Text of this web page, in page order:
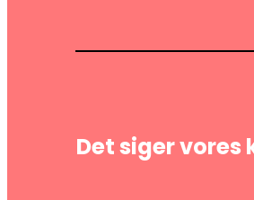
Det siger vores